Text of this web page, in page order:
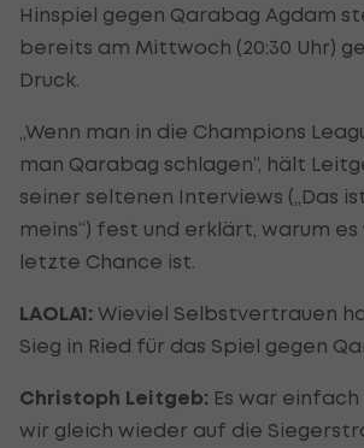
Hinspiel gegen Qarabag Agdam
bereits am Mittwoch (20:30 Uhr)
Druck.
„Wenn man in die Champions
man Qarabag schlagen“, hält
seiner seltenen Interviews („Das
meins“) fest und erklärt, warum es
letzte Chance ist.
LAOLA1: Wieviel Selbstvertrauen
Sieg in Ried für das Spiel gegen
Christoph Leitgeb: Es war
wir gleich wieder auf die